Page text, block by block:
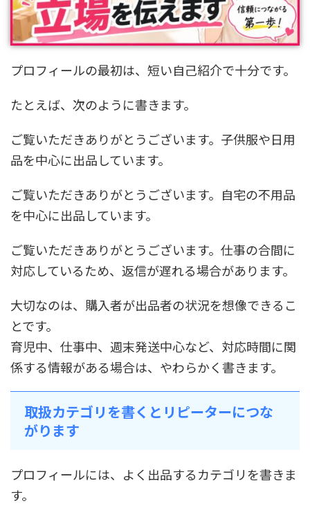
プロフィールの最初は、短い自己紹介で十分です。
たとえば、次のように書きます。
ご覧いただきありがとうございます。子供服や日用
品を中心に出品しています。
ご覧いただきありがとうございます。自宅の不用品
を中心に出品しています。
ご覧いただきありがとうございます。仕事の合間に
対応しているため、返信が遅れる場合があります。
大切なのは、購入者が出品者の状況を想像できるこ
とです。
育児中、仕事中、週末発送中心など、対応時間に関
係する情報がある場合は、やわらかく書きます。
取扱カテゴリを書くとリピーターにつな
がります
プロフィールには、よく出品するカテゴリを書きま
す。